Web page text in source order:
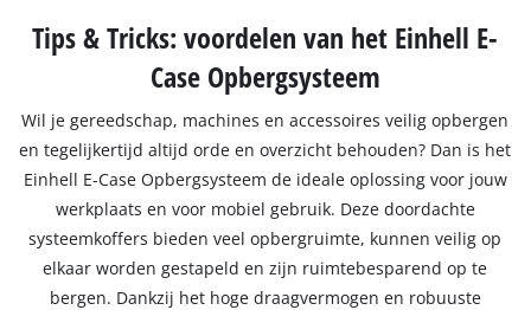
Tips & Tricks: voordelen van het Einhell E-
Case Opbergsysteem
Wil je gereedschap, machines en accessoires veilig opbergen
en tegelijkertijd altijd orde en overzicht behouden? Dan is het
Einhell E-Case Opbergsysteem de ideale oplossing voor jouw
werkplaats en voor mobiel gebruik. Deze doordachte
systeemkoffers bieden veel opbergruimte, kunnen veilig op
elkaar worden gestapeld en zijn ruimtebesparend op te
bergen. Dankzij het hoge draagvermogen en robuuste